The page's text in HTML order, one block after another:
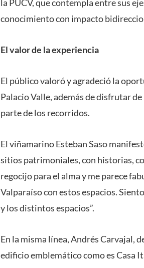
la PUCV, que contempla entre sus
conocimiento con impacto
El valor de la experiencia
El público valoró y agradeció la
Palacio Valle, además de disfrutar
parte de los recorridos.
El viñamarino Esteban Saso
sitios patrimoniales, con historias,
regocijo para el alma y me parece
Valparaíso con estos espacios.
y los distintos espacios”.
En la misma línea, Andrés Carvajal,
edificio emblemático como es Casa